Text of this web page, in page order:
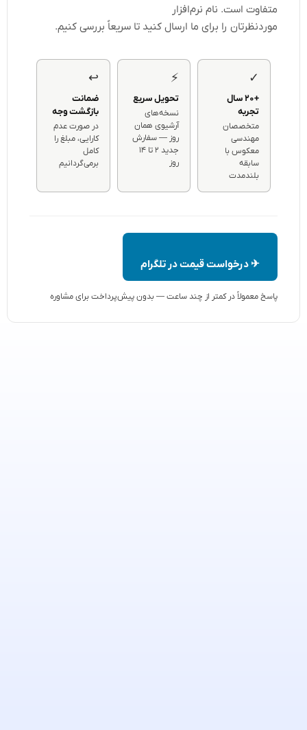
متفاوت است. نام نرم‌افزار
موردنظرتان را برای ما ارسال کنید تا سریعاً بررسی کنیم.
✓
+۲۰ سال
تجربه
متخصصان
مهندسی
معکوس با
سابقه
بلندمدت
⚡
تحویل سریع
نسخه‌های
آرشیوی همان
روز — سفارش
جدید ۲ تا ۱۴
روز
↩
ضمانت
بازگشت وجه
در صورت عدم
کارایی، مبلغ را
کامل
برمی‌گردانیم
✈ درخواست قیمت در تلگرام
پاسخ معمولاً در کمتر از چند ساعت — بدون پیش‌پرداخت برای مشاوره